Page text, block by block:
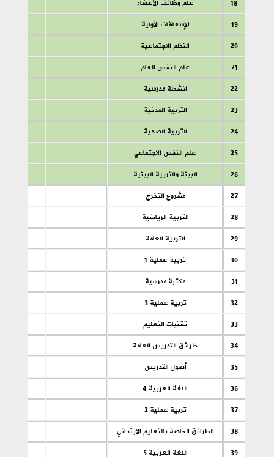
18
علم وظائف الأعضاء
19
الإسعافات الأولية
20
النظم الاجتماعية
21
علم النفس العام
22
انشطة مدرسية
23
التربية المدنية
24
التربية الصحية
25
علم النفس الاجتماعي
26
البيئة والتربية البيئية
27
مشروع التخرج
28
التربية الرياضية
29
التربية العامة
30
تربية عملية 1
31
مكتبة مدرسية
32
تربية عملية 3
33
تقنيات التعليم
34
طرائق التدريس العامة
35
أصول التدريس
36
اللغة العربية 4
37
تربية عملية 2
38
الطرائق الخاصة بالتعليم الابتدائي
39
اللغة العربية 5